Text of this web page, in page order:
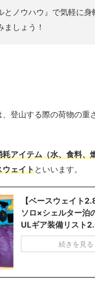
とノウハウ』で気軽に身
ましょう！
登山する際の荷物の重
アイテム（水、食料、
ウェイトといいます。
【ベースウェイト
ソロ×シェルター泊
ULギア装備リスト
続きを見る